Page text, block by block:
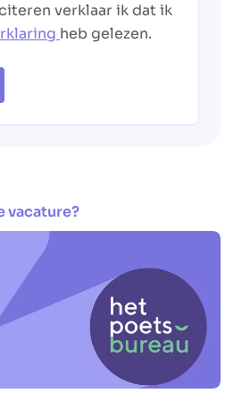
verklaar ik dat ik
heb gelezen.
vacature?